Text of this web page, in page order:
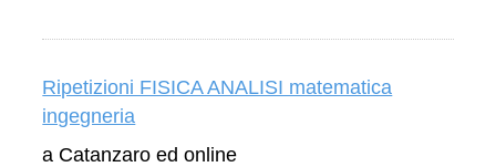
Ripetizioni FISICA ANALISI matematica
ingegneria
a Catanzaro ed online